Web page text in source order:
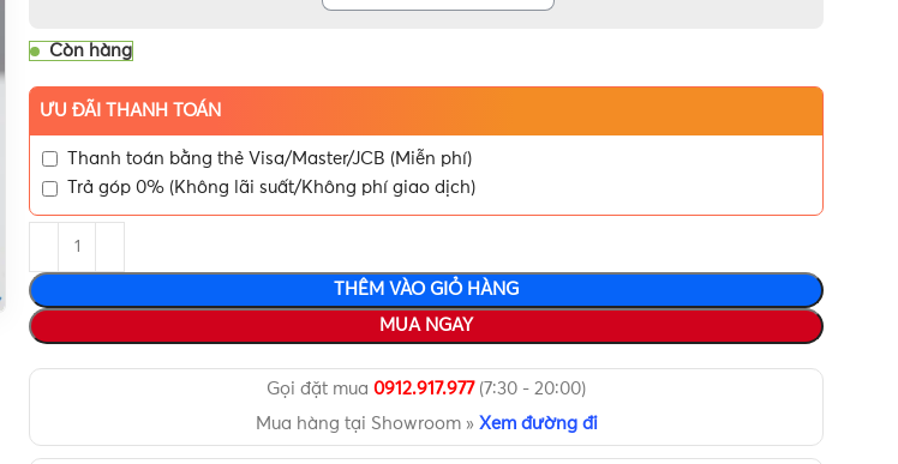
Còn hàng
ƯU ĐÃI THANH TOÁN
Thanh toán bằng thẻ Visa/Master/JCB (Miễn phí)
Trả góp 0% (Không lãi suất/Không phí giao dịch)
THÊM VÀO GIỎ HÀNG
MUA NGAY
Gọi đặt mua 0912.917.977(7:30 - 20:00)
Mua hàng tại Showroom » Xem đường đi